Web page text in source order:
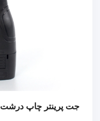
جت پرینتر چاپ درشت D.O.D